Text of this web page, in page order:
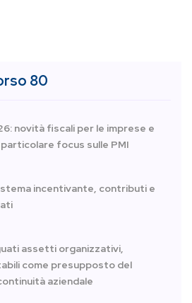
80
novità fiscali per le imprese e
focus sulle PMI
incentivante, contributi e
assetti organizzativi,
come presupposto del
aziendale